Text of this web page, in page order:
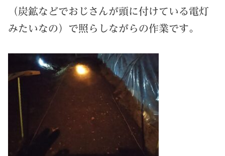
（炭鉱などでおじさんが頭に付けている電灯
みたいなの）で照らしながらの作業です。